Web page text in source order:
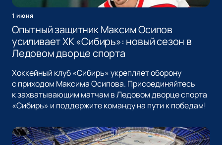
1 июня
Опытный защитник Максим Осипов
усиливает ХК «Сибирь»: новый сезон в
Ледовом дворце спорта
Хоккейный клуб «Сибирь» укрепляет оборону
с приходом Максима Осипова. Присоединяйтесь
к захватывающим матчам в Ледовом дворце спорта
«Сибирь» и поддержите команду на пути к победам!